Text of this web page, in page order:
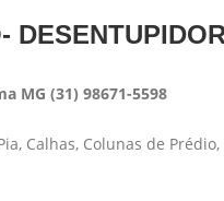
MG (31) 98671-5598
Calhas, Colunas de